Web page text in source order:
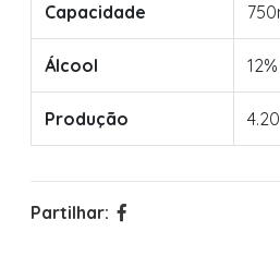
Capacidade
Álcool
Produção
Partilhar: